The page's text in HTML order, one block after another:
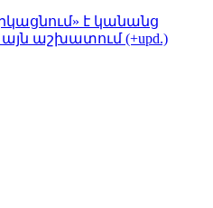
է կանանց
այն աշխատում (+upd.)